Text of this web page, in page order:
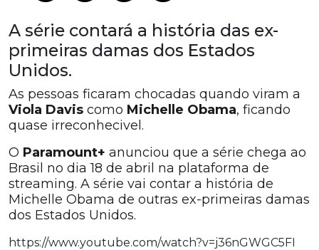
A série contará a história das ex-
primeiras damas dos Estados
Unidos.
As pessoas ficaram chocadas quando viram a
Viola Davis como Michelle Obama, ficando
quase irreconhecivel.
O Paramount+ anunciou que a série chega ao
Brasil no dia 18 de abril na plataforma de
streaming. A série vai contar a história de
Michelle Obama de outras ex-primeiras damas
dos Estados Unidos.
https://www.youtube.com/watch?v=j36nGWGC5FI